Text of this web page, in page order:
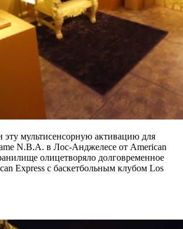
эту мультисенсорную активацию для
N.B.A. в Лос-Анджелесе от American
олицетворяло долговременное
Express с баскетбольным клубом Los